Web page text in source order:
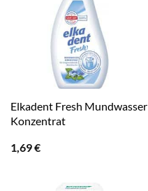
Elkadent Fresh Mundwasser
Konzentrat
1,69€